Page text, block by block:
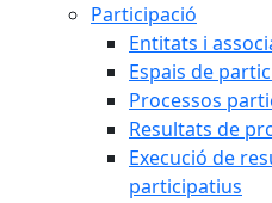
Participació
Entitats i
Espais de
Processos
Resultats de
Execució de
participatius